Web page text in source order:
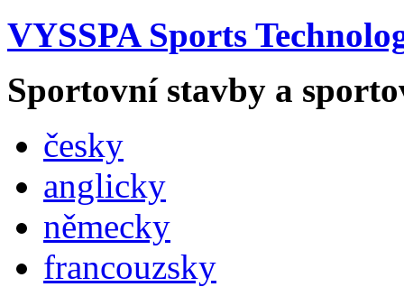
VYSSPA Sports
Sportovní stavby a
česky
anglicky
německy
francouzsky